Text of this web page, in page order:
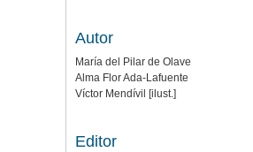
Autor
María del Pilar de Olave
Alma Flor Ada-Lafuente
Víctor Mendívil [ilust.]
Editor